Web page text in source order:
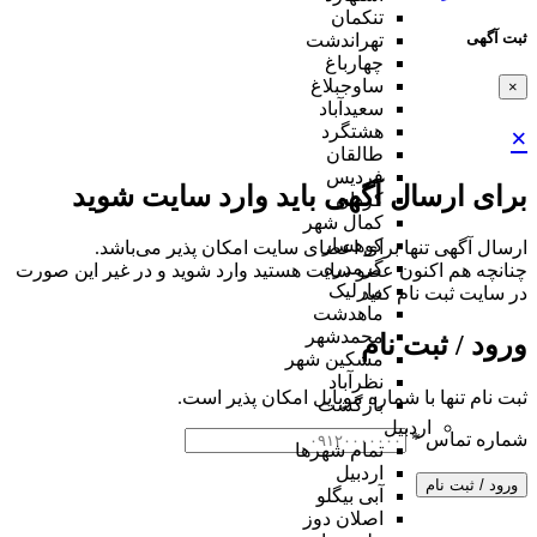
ثبت آگهی
×
×
برای ارسال آگهی باید وارد سایت شوید
ارسال آگهی تنها برای اعضای سایت امکان پذیر می‌باشد.
چنانچه هم‌ اکنون عضو سایت هستید وارد شوید و در غیر این صورت
در سایت ثبت نام کنید
ورود / ثبت نام
ثبت نام تنها با شماره موبایل امکان پذیر است.
شماره تماس*
ورود / ثبت نام
تنکمان
تهراندشت
چهارباغ
ساوجبلاغ
سعیدآباد
هشتگرد
طالقان
فردیس
کردان
کمال شهر
کوهسار
گرمدره
مارلیک
ماهدشت
محمدشهر
مشکین شهر
نظرآباد
بازگشت
اردبیل
تمام شهر‌ها
اردبیل
آبی بیگلو
اصلان دوز